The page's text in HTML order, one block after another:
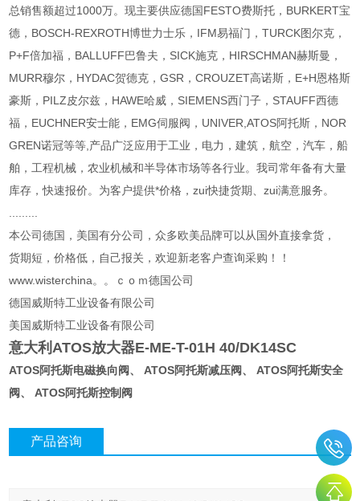
总销售额超过1000万。现主要供应德国FESTO费斯托，BURKERT宝
德，BOSCH-REXROTH博世力士乐，IFM易福门，TURCK图尔克，
P+F倍加福，BALLUFF巴鲁夫，SICK施克，HIRSCHMAN赫斯曼，
MURR穆尔，HYDAC贺德克，GSR，CROUZET高诺斯，E+H恩格斯
豪斯，PILZ皮尔兹，HAWE哈威，SIEMENS西门子，STAUFF西德
福，EUCHNER安士能，EMG伺服阀，UNIVER,ATOS阿托斯，NOR
GREN诺冠等等,产品广泛应用于工业，电力，建筑，航空，汽车，船
舶，工程机械，农业机械和半导体市场等各行业。我司常年备有大量
库存，快速报价。为客户提供*价格，zui快捷货期、zui满意服务。
本公司德国，美国有分公司，众多欧美品牌可以从国外直接拿货，
货期短，价格低，自己报关，欢迎新老客户查询采购！！
www.wisterchina。。ｃｏｍ德国公司
德国威斯特工业设备有限公司
美国威斯特工业设备有限公司
意大利ATOS放大器E-ME-T-01H 40/DK14SC
ATOS阿托斯电磁换向阀、 ATOS阿托斯减压阀、 ATOS阿托斯安全
阀、 ATOS阿托斯控制阀
产品咨询